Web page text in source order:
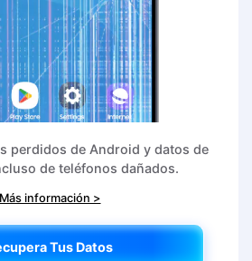
perdidos de Android y datos de
de teléfonos dañados.
Más información >
Tus Datos